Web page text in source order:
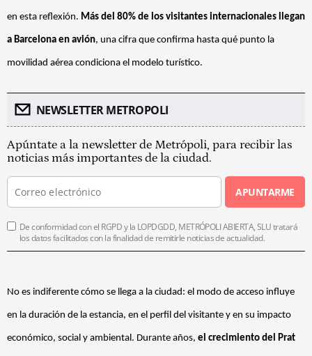
en esta reflexión. Más del 80% de los visitantes internacionales llegan
a Barcelona en avión, una cifra que confirma hasta qué punto la
movilidad aérea condiciona el modelo turístico.
NEWSLETTER METROPOLI
Apúntate a la newsletter de Metrópoli, para recibir las
noticias más importantes de la ciudad.
APUNTARME
De conformidad con el RGPD y la LOPDGDD, METRÓPOLI ABIERTA, SLU tratará
los datos facilitados con la finalidad de remitirle noticias de actualidad.
No es indiferente cómo se llega a la ciudad: el modo de acceso influye
en la duración de la estancia, en el perfil del visitante y en su impacto
económico, social y ambiental. Durante años, el crecimiento del Prat